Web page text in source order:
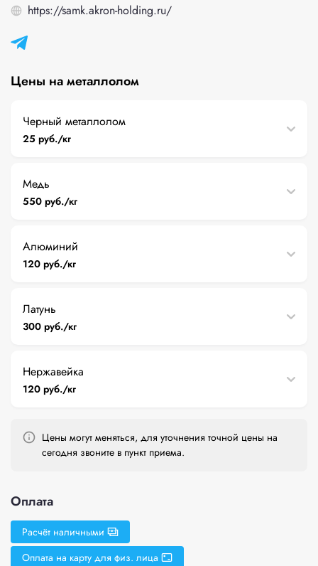
https://samk.akron-holding.ru/
Цены на металлолом
Черный металлолом
25 руб./кг
Медь
550 руб./кг
Алюминий
120 руб./кг
Латунь
300 руб./кг
Нержавейка
120 руб./кг
Цены могут меняться, для уточнения точной цены на
сегодня звоните в пункт приема.
Оплата
Расчёт наличными
Оплата на карту для физ. лица